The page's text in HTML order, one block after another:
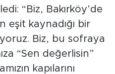
“Biz, Bakırköy’de
eşit kaynadığı bir
Biz, bu sofraya
“Sen değerlisin”
kapılarını